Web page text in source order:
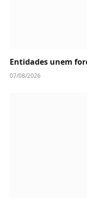
Entidades unem
07/08/2026